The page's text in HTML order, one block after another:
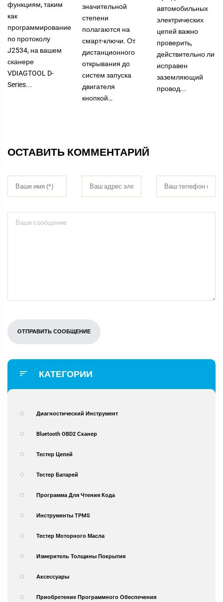
КАТЕГОРИИ
Диагностический Инструмент
Bluetooth OBD2 Сканер
Тестер Цепей
Тестер Батарей
Программа Для Чтения Кода
Инструменты TPMS
Тестер Моторного Масла
Измеритель Толщины Покрытия
Аксессуары
Приобретение Программного Обеспечения
функциям, таким
как
программирование
по протоколу
J2534, на вашем
сканере
VDIAGTOOL D-
Series...
значительной
степени
полагаются на
смарт-ключи. От
дистанционного
открывания до
систем запуска
двигателя
кнопкой…
автомобильных
электрических
цепей важно
проверить,
действительно ли
исправен
заземляющий
провод...
ОСТАВИТЬ КОММЕНТАРИЙ